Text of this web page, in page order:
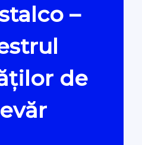
–
de